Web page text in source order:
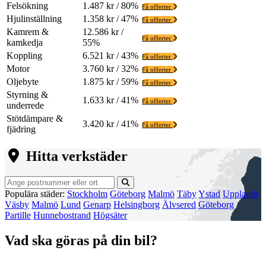
Felsökning 1.487 kr / 80% Få offerter
Hjulinställning 1.358 kr / 47% Få offerter
Kamrem &
kamkedja
12.586 kr /
55%
Få offerter
Koppling 6.521 kr / 43% Få offerter
Motor 3.760 kr / 32% Få offerter
Oljebyte 1.875 kr / 59% Få offerter
Styrning &
underrede
1.633 kr / 41% Få offerter
Stötdämpare &
fjädring
3.420 kr / 41% Få offerter
Hitta verkstäder
Populära städer: Stockholm Göteborg Malmö TäbyYstad Upplands
Väsby Malmö Lund Genarp Helsingborg Älvsered Göteborg
Partille Hunnebostrand Högsäter
Vad ska göras på din bil?